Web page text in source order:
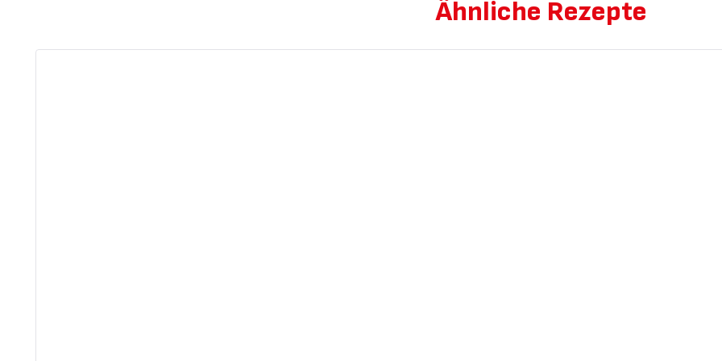
Ähnliche Rezepte